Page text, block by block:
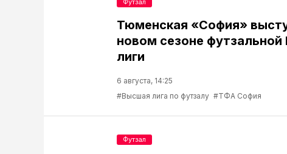
Тюменская «София»
новом сезоне
лиги
6 августа, 14:25
#Высшая лига по футзалу #ТФА София
Футзал
Футзал